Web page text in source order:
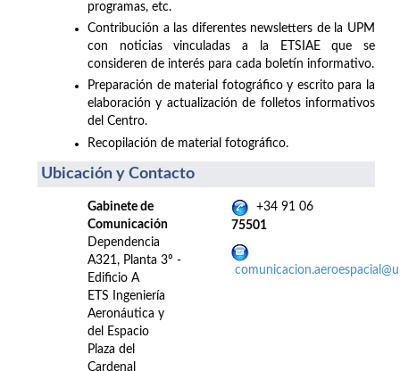
programas, etc.
Contribución a las diferentes newsletters de la UPM
con noticias vinculadas a la ETSIAE que se
consideren de interés para cada boletín informativo.
Preparación de material fotográfico y escrito para la
elaboración y actualización de folletos informativos
del Centro.
Recopilación de material fotográfico.
Ubicación y Contacto
Gabinete de
Comunicación
Dependencia
A321, Planta 3º -
Edificio A
ETS Ingeniería
Aeronáutica y
del Espacio
Plaza del
Cardenal
+34 91 06
75501